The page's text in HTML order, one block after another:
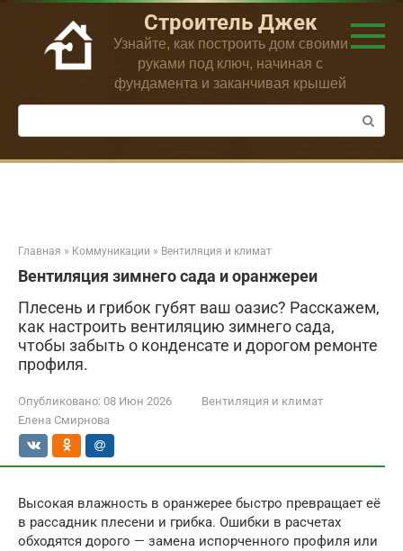
Перейти
контенту
Строитель Джек
Узнайте, как построить дом своими
руками под ключ, начиная с
фундамента и заканчивая крышей
Поиск:
Главная » Коммуникации » Вентиляция и климат
Вентиляция зимнего сада и оранжереи
Плесень и грибок губят ваш оазис? Расскажем,
как настроить вентиляцию зимнего сада,
чтобы забыть о конденсате и дорогом ремонте
профиля.
Опубликовано: 08 Июн 2026
Вентиляция и климат
Елена Смирнова
Высокая влажность в оранжерее быстро превращает её
в рассадник плесени и грибка. Ошибки в расчетах
обходятся дорого — замена испорченного профиля или